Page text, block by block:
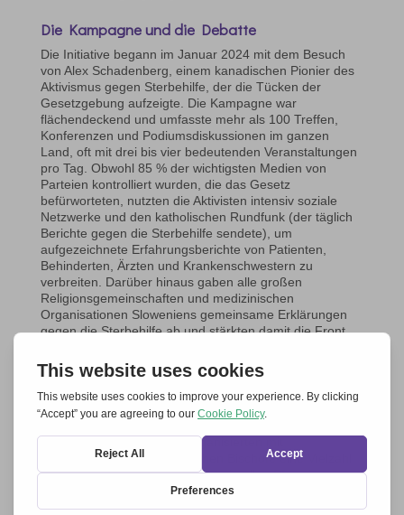
Die Kampagne und die Debatte
Die Initiative begann im Januar 2024 mit dem Besuch
von Alex Schadenberg, einem kanadischen Pionier des
Aktivismus gegen Sterbehilfe, der die Tücken der
Gesetzgebung aufzeigte. Die Kampagne war
flächendeckend und umfasste mehr als 100 Treffen,
Konferenzen und Podiumsdiskussionen im ganzen
Land, oft mit drei bis vier bedeutenden Veranstaltungen
pro Tag. Obwohl 85 % der wichtigsten Medien von
Parteien kontrolliert wurden, die das Gesetz
befürworteten, nutzten die Aktivisten intensiv soziale
Netzwerke und den katholischen Rundfunk (der täglich
Berichte gegen die Sterbehilfe sendete), um
aufgezeichnete Erfahrungsberichte von Patienten,
Behinderten, Ärzten und Krankenschwestern zu
verbreiten. Darüber hinaus gaben alle großen
Religionsgemeinschaften und medizinischen
Organisationen Sloweniens gemeinsame Erklärungen
gegen die Sterbehilfe ab und stärkten damit die Front
Ein entscheidendes Element der Initiative war eine
Religionsgemeinschaften organisierten mit
Unterstützung der slowenischen Bischöfe eine Vielzahl
von Aktivitäten: Gebetsmomente in allen Pfarreien,
Novenen, Rosenkranz (selbst um 5 Uhr morgens im
Radio), Fasten- und Gebetstage, auch seitens